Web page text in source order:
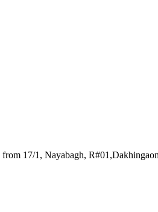
17/1, Nayabagh,